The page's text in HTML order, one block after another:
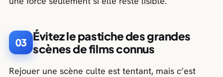
03 Évitez le pastiche des grandes
scènes de films connus
Rejouer une scène culte est tentant, mais c’est